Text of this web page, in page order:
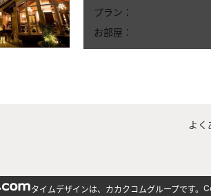
プラン：
お部屋：
よく
タイムデザインは、カカクコムグループです。